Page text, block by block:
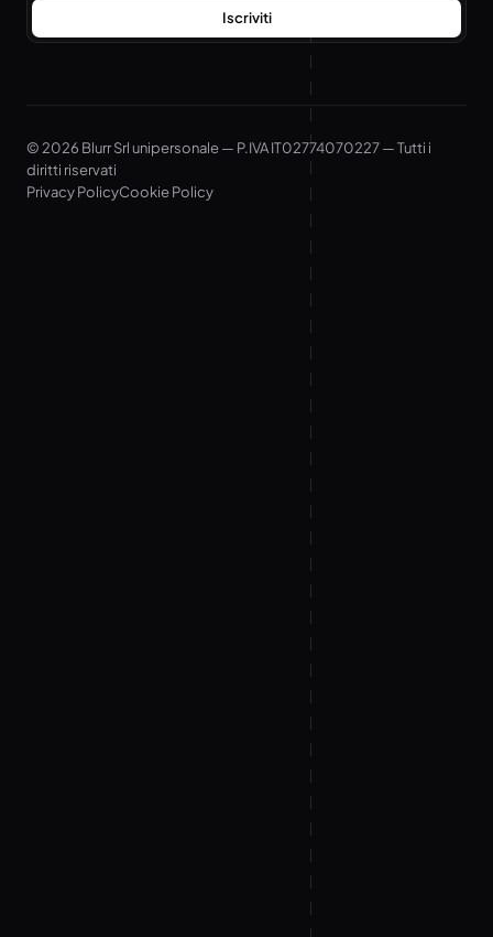
Iscriviti
© 2026 Blurr Srl unipersonale — P.IVA IT02774070227 — Tutti i
diritti riservati
Privacy PolicyCookie Policy